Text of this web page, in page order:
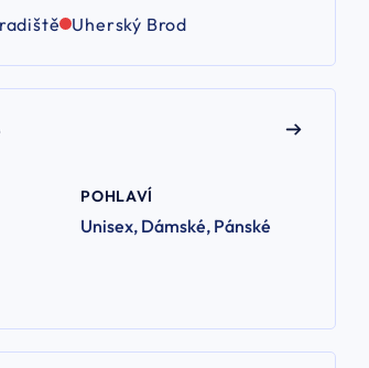
Uherský Brod
POHLAVÍ
Unisex, Dámské, Pánské